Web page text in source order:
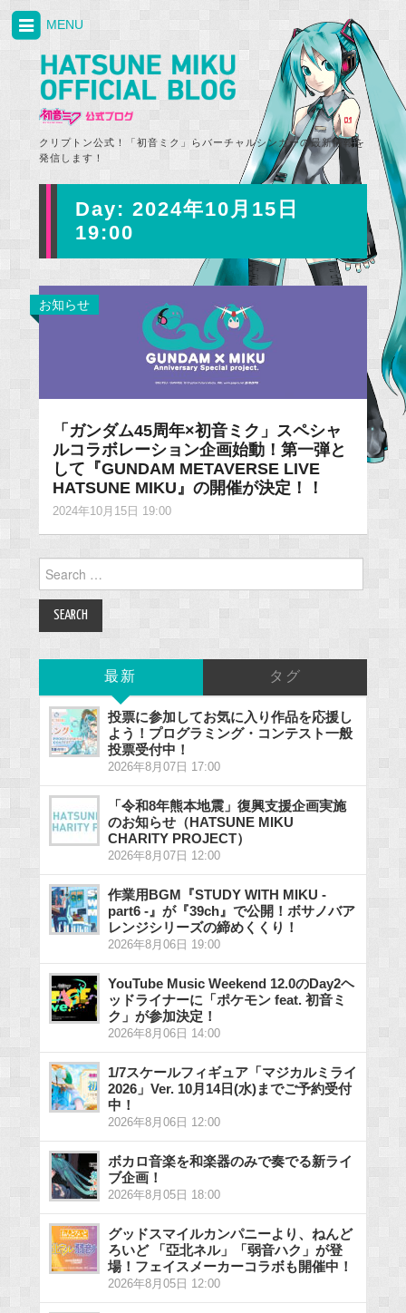
クリプトン公式！「初音ミク」らバーチャルシンガーの最新情報を
発信します！
MENU
Day: 2024年10月15日
19:00
お知らせ
「ガンダム45周年×初音ミク」スペシャ
ルコラボレーション企画始動！第一弾と
して『GUNDAM METAVERSE LIVE
HATSUNE MIKU』の開催が決定！！
2024年10月15日 19:00
for:
最新 タグ
投票に参加してお気に入り作品を応援し
よう！プログラミング・コンテスト一般
投票受付中！
2026年8月07日 17:00
「令和8年熊本地震」復興支援企画実施
のお知らせ（HATSUNE MIKU
CHARITY PROJECT）
2026年8月07日 12:00
作業用BGM『STUDY WITH MIKU -
part6 -』が『39ch』で公開！ボサノバア
レンジシリーズの締めくくり！
2026年8月06日 19:00
YouTube Music Weekend 12.0のDay2ヘ
ッドライナーに「ポケモン feat. 初音ミ
ク」が参加決定！
2026年8月06日 14:00
1/7スケールフィギュア「マジカルミライ
2026」Ver. 10月14日(水)までご予約受付
中！
2026年8月06日 12:00
ボカロ音楽を和楽器のみで奏でる新ライ
ブ企画！
2026年8月05日 18:00
グッドスマイルカンパニーより、ねんど
ろいど 「亞北ネル」「弱音ハク」が登
場！フェイスメーカーコラボも開催中！
2026年8月05日 12:00